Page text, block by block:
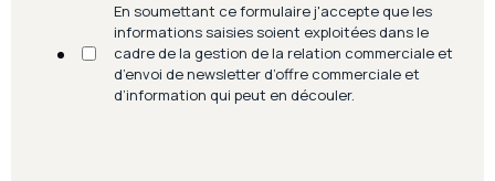
En soumettant ce formulaire j'accepte que les
informations saisies soient exploitées dans le
cadre de la gestion de la relation commerciale et
d’envoi de newsletter d’offre commerciale et
d’information qui peut en découler.